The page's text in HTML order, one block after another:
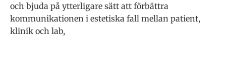
och bjuda på ytterligare sätt att förbättra
kommunikationen i estetiska fall mellan patient,
klinik och lab,